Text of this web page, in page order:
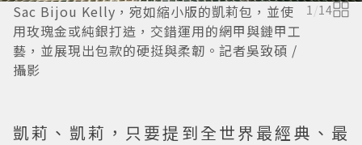
Sac Bijou Kelly，宛如縮小版的凱莉包，並使
用玫瑰金或純銀打造，交錯運用的網甲與鏈甲工
藝，並展現出包款的硬挺與柔韌。記者吳致碩 /
攝影
1 /14
凱莉、凱莉，只要提到全世界最經典、最